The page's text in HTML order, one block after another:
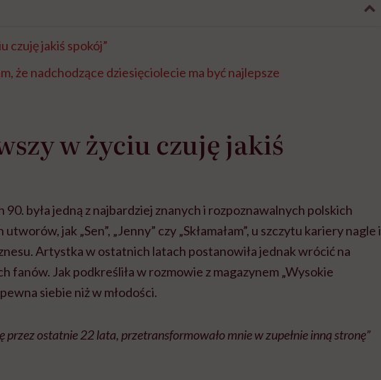
czuję jakiś spokój”
że nadchodzące dziesięciolecie ma być najlepsze
w życiu czuję jakiś
była jedną z najbardziej znanych i rozpoznawalnych polskich
jak „Sen”, „Jenny” czy „Skłamałam”, u szczytu kariery nagle i
Artystka w ostatnich latach postanowiła jednak wrócić na
fanów. Jak podkreśliła w rozmowie z magazynem „Wysokie
siebie niż w młodości.
przez ostatnie 22 lata, przetransformowało mnie w zupełnie inną stronę”